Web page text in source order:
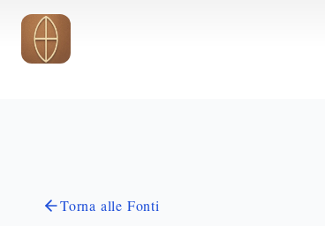
Vai al contenuto principale
Torna alle Fonti